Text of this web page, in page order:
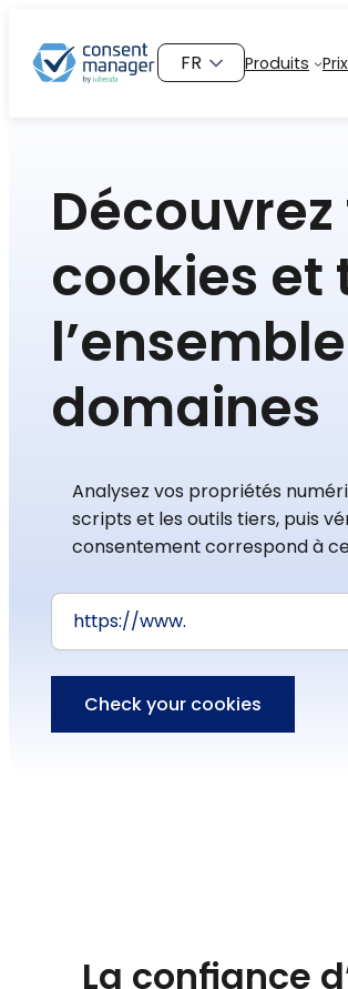
contenu
Choisir
une
Produits Prix
cookies et
domaines
Analysez vos propriétés
scripts et les outils tiers, puis
consentement correspond à
Check your cookies
La confiance